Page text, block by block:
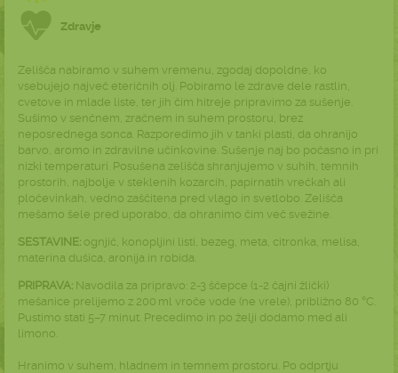
Zdravje
Zelišča nabiramo v suhem vremenu, zgodaj dopoldne, ko
vsebujejo največ eteričnih olj. Pobiramo le zdrave dele rastlin,
cvetove in mlade liste, ter jih čim hitreje pripravimo za sušenje.
Sušimo v senčnem, zračnem in suhem prostoru, brez
neposrednega sonca. Razporedimo jih v tanki plasti, da ohranijo
barvo, aromo in zdravilne učinkovine. Sušenje naj bo počasno in pri
nizki temperaturi. Posušena zelišča shranjujemo v suhih, temnih
prostorih, najbolje v steklenih kozarcih, papirnatih vrečkah ali
pločevinkah, vedno zaščitena pred vlago in svetlobo. Zelišča
mešamo šele pred uporabo, da ohranimo čim več svežine.
SESTAVINE: ognjič, konopljini listi, bezeg, meta, citronka, melisa,
materina dušica, aronija in robida.
PRIPRAVA: Navodila za pripravo: 2-3 ščepce (1-2 čajni žlički)
mešanice prelijemo z 200 ml vroče vode (ne vrele), približno 80 °C.
Pustimo stati 5–7 minut. Precedimo in po želji dodamo med ali
limono.
Hranimo v suhem, hladnem in temnem prostoru. Po odprtju